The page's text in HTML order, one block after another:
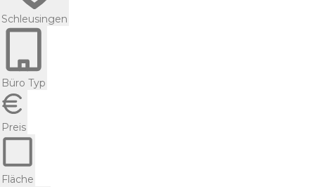
Schleusingen
Büro Typ
Preis
Fläche